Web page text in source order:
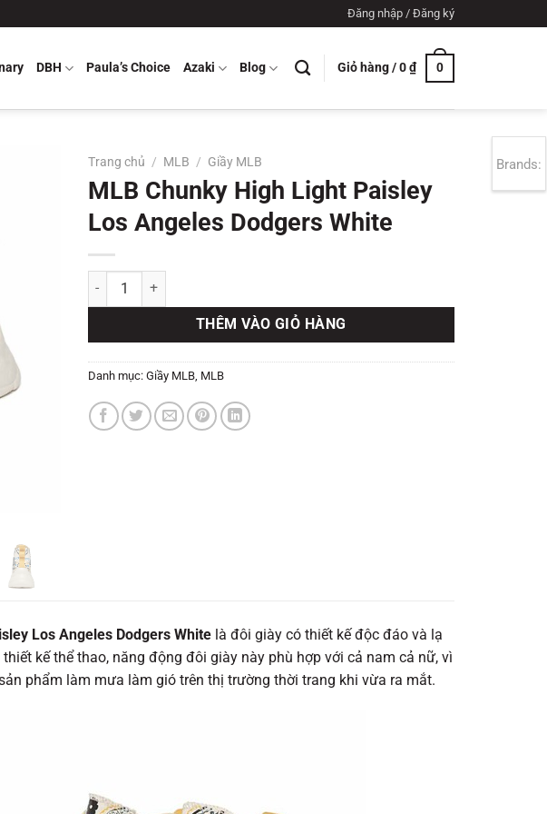
Đăng nhập / Đăng ký
DBH Paula’s Choice Azaki Blog Giỏ hàng /0₫ 0
Trang chủ / MLB / Giầy MLB
MLB Chunky High Light Paisley
Los Angeles Dodgers White
MLB Chunky High Light Paisley Los Angeles Dodgers White số lượng
THÊM VÀO GIỎ HÀNG
Danh mục: Giầy MLB, MLB
Los Angeles Dodgers Whitelà đôi giày có thiết kế độc đáo và lạ
kế thể thao, năng động đôi giày này phù hợp với cả nam cả nữ, vì
phẩm làm mưa làm gió trên thị trường thời trang khi vừa ra mắt.
Brands: